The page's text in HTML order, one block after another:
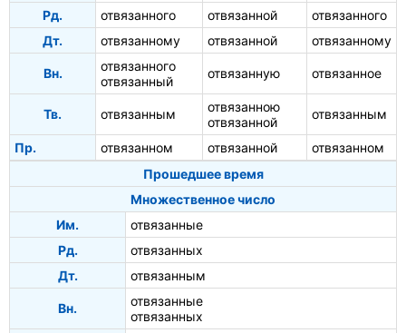
Рд.
отвязанного отвязанной
отвязанного
Дт.
отвязанному отвязанной отвязанному
Вн.
отвязанного
отвязанный
отвязанную отвязанное
Тв. отвязанным
отвязанною
отвязанной
отвязанным
Пр. отвязанном отвязанной
отвязанном
Прошедшее время
Множественное число
Им.
отвязанные
Рд.
отвязанных
Дт.
отвязанным
Вн.
отвязанные
отвязанных